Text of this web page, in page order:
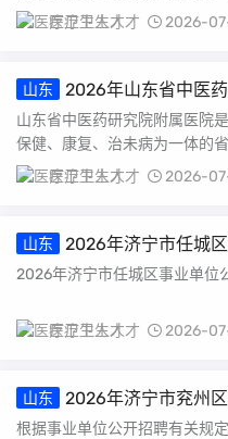
聘人员实施...
医疗卫生人才 2026-
山东
2026年山东省中医
员招聘公告
山东省中医药研究院附属医院
保健、康复、治未病为一体的
事业，保障妇女儿童健...
医疗卫生人才 2026-
山东
2026年济宁市任城
（卫生类）公告
2026年济宁市任城区事业单位
医疗卫生人才 2026-
山东
2026年济宁市兖州
（卫生类）公告
根据事业单位公开招聘有关规